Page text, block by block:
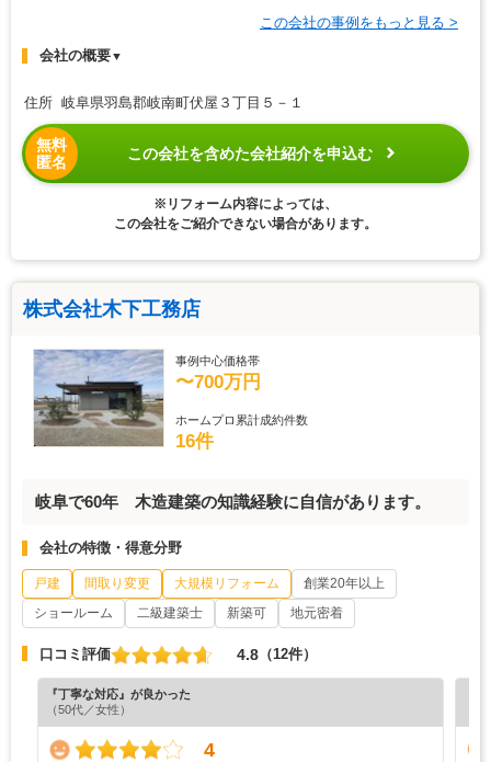
この会社の事例をもっと見る >
会社の概要▼
住所 岐阜県羽島郡岐南町伏屋３丁目５－１
無料
匿名
この会社を含めた会社紹介を申込む
※リフォーム内容によっては、
この会社をご紹介できない場合があります。
株式会社木下工務店
事例中心価格帯
〜700万円
ホームプロ累計成約件数
16件
岐阜で60年 木造建築の知識経験に自信があります。
会社の特徴・得意分野
戸建 間取り変更 大規模リフォーム
創業20年以上
ショールーム
二級建築士 新築可 地元密着
口コミ評価 4.8 （12件）
『丁寧な対応』が良かった
（50代／女性）
4